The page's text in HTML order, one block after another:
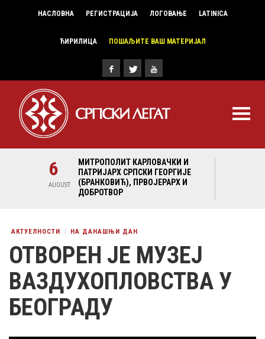
НАСЛОВНА РЕГИСТРАЦИЈА ЛОГОВАЊЕ LATINICA
ЋИРИЛИЦА ПОШАЉИТЕ ВАШ МАТЕРИЈАЛ
6
AUGUST
МИТРОПОЛИТ КАРЛОВАЧКИ И
ПАТРИЈАРХ СРПСКИ ГЕОРГИЈЕ
(БРАНКОВИЋ), ПРВОЈЕРАРХ И
ДОБРОТВОР
АКТУЕЛНОСТИ НА ДАНАШЊИ ДАН
ОТВОРЕН ЈЕ МУЗЕЈ
ВАЗДУХОПЛОВСТВА У
БЕОГРАДУ